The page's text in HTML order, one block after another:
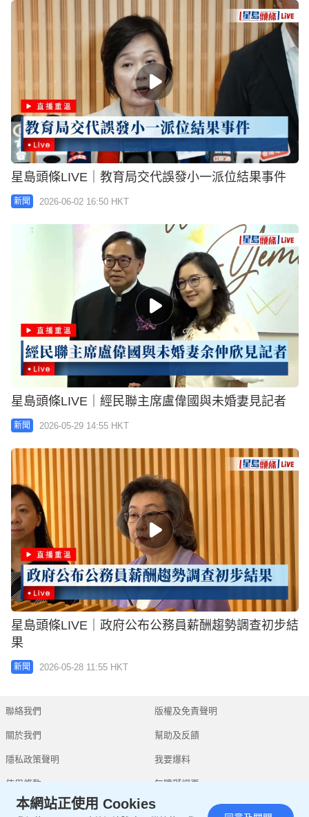
星島頭條LIVE｜教育局交代誤發小一派位結果事件
新聞 2026-06-02 16:50 HKT
星島頭條LIVE｜經民聯主席盧偉國與未婚妻見記者
新聞 2026-05-29 14:55 HKT
星島頭條LIVE｜政府公布公務員薪酬趨勢調查初步結
果
新聞 2026-05-28 11:55 HKT
聯絡我們
關於我們
隱私政策聲明
使用條款
版權及免責聲明
幫助及反饋
我要爆料
無障礙網頁
本網站正使用 Cookies